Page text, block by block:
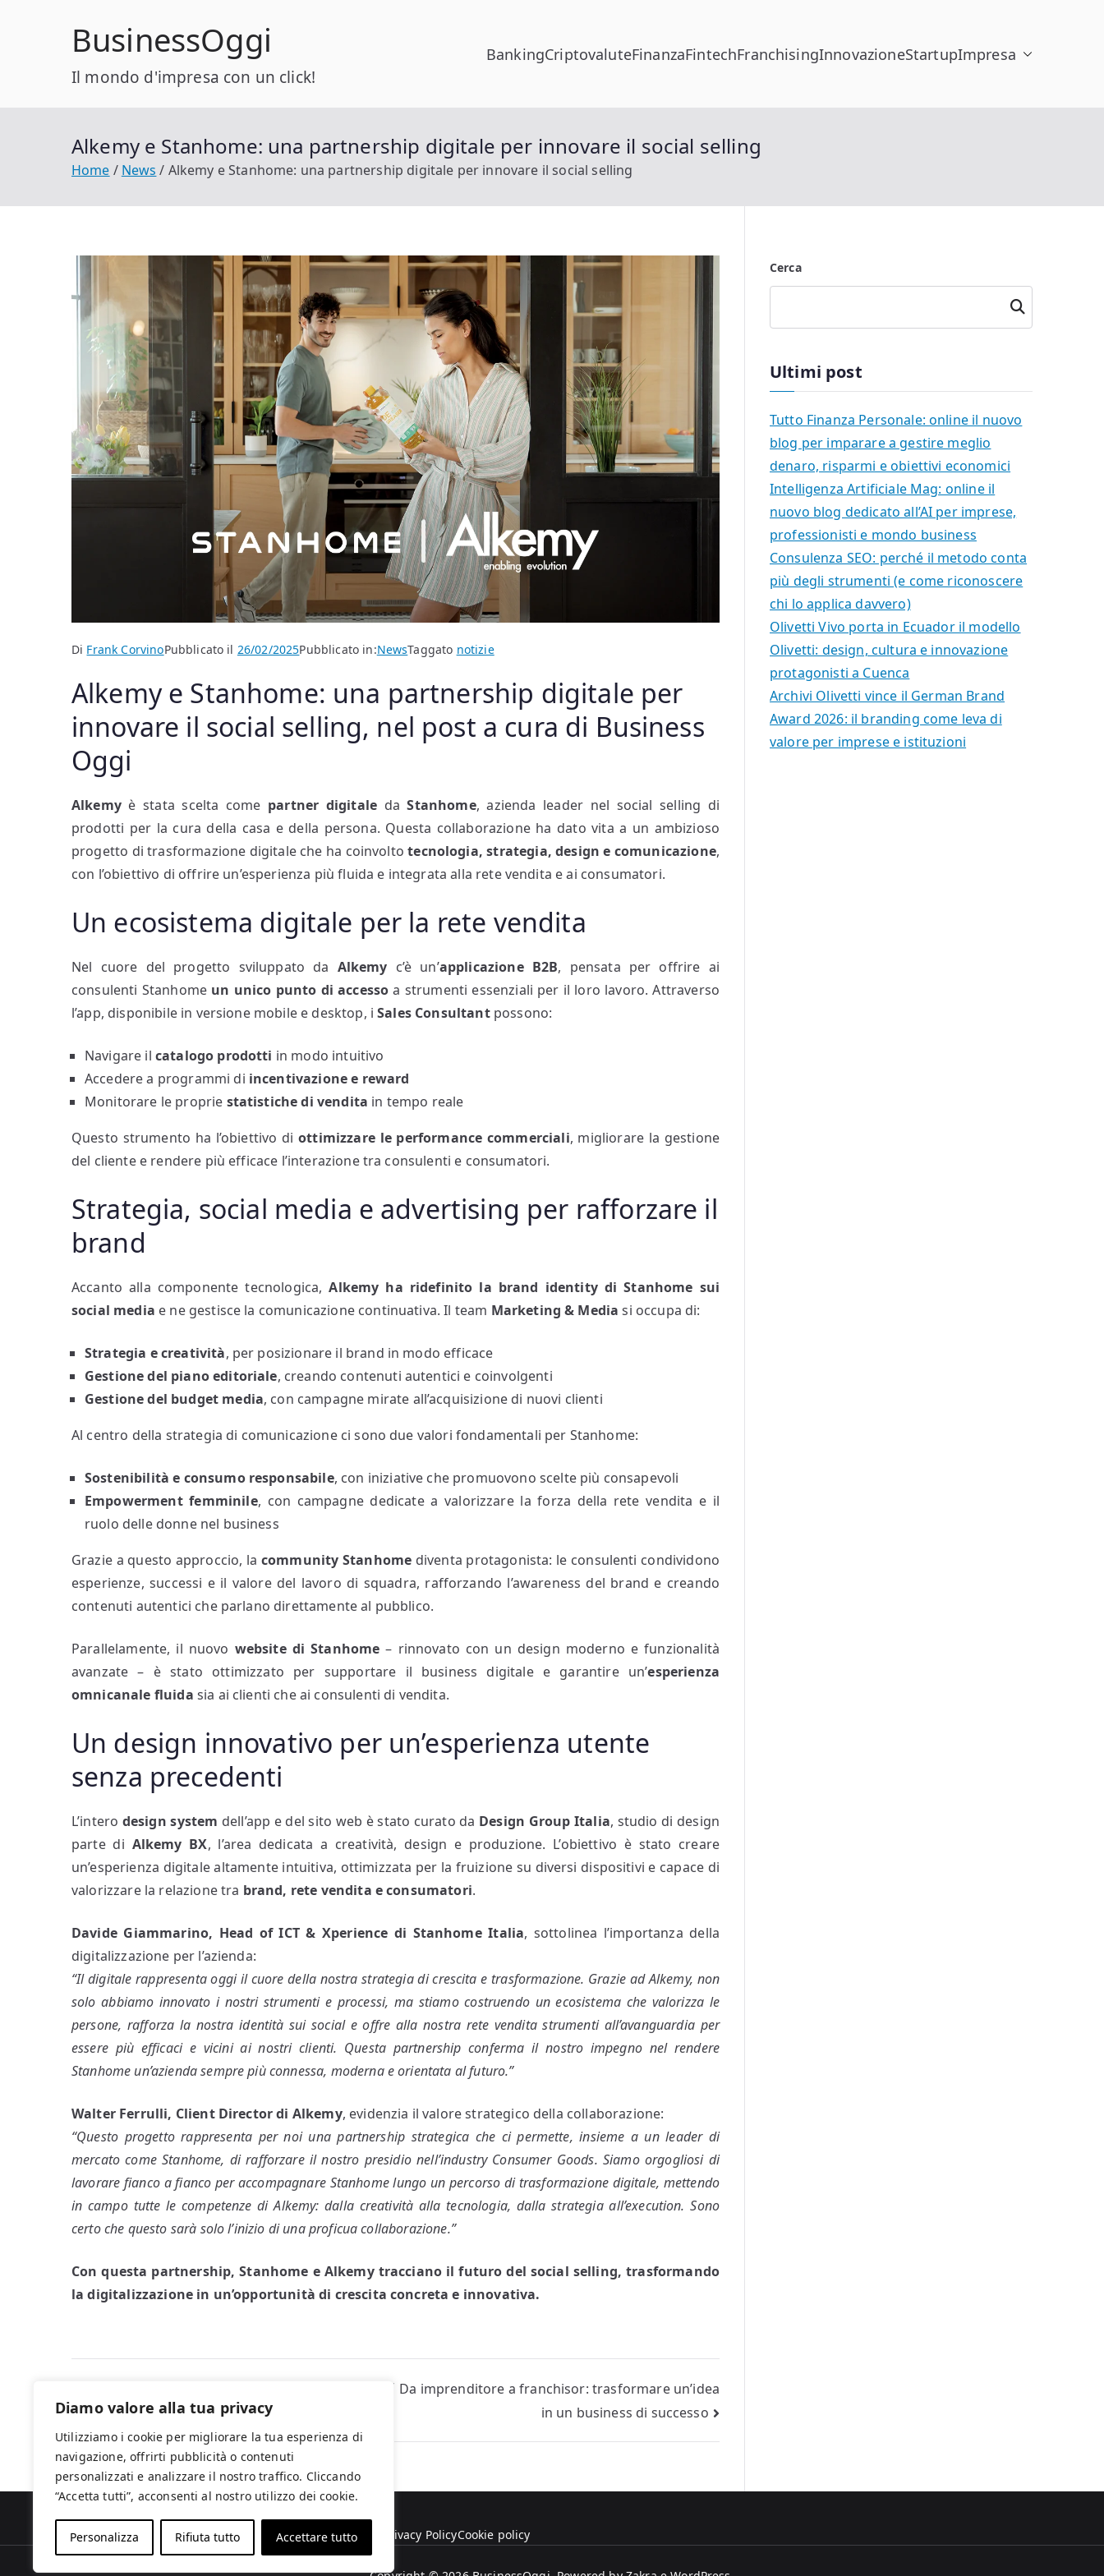
Diamo valore alla tua privacy
Utilizziamo i cookie per migliorare la tua esperienza di
navigazione, offrirti pubblicità o contenuti
personalizzati e analizzare il nostro traffico. Cliccando
“Accetta tutti”, acconsenti al nostro utilizzo dei cookie.
Personalizza Rifiuta tutto Accettare tutto
BusinessOggi
Il mondo d'impresa con un click!
BankingCriptovaluteFinanzaFintechFranchisingInnovazioneStartupImpresa
Alkemy e Stanhome: una partnership digitale per innovare il social selling
Home News Alkemy e Stanhome: una partnership digitale per innovare il social selling
Di Frank CorvinoPubblicato il 26/02/2025Pubblicato in:NewsTaggato notizie
Alkemy e Stanhome: una partnership digitale per
innovare il social selling, nel post a cura di Business
Oggi
Alkemyè stata scelta come partner digitale daStanhome, azienda leader nel social selling di
prodotti per la cura della casa e della persona. Questa collaborazione ha dato vita a un ambizioso
progetto di trasformazione digitale che ha coinvoltotecnologia, strategia, design e comunicazione,
con l’obiettivo di offrire un’esperienza più fluida e integrata alla rete vendita e ai consumatori.
Un ecosistema digitale per la rete vendita
Nel cuore del progetto sviluppato da Alkemy c’è un’applicazione B2B, pensata per offrire ai
consulenti Stanhome un unico punto di accesso a strumenti essenziali per il loro lavoro. Attraverso
l’app, disponibile in versione mobile e desktop, iSales Consultantpossono:
Navigare il catalogo prodotti in modo intuitivo
Accedere a programmi di incentivazione e reward
Monitorare le proprie statistiche di vendita in tempo reale
Questo strumento ha l’obiettivo diottimizzare le performance commerciali, migliorare la gestione
del cliente e rendere più efficace l’interazione tra consulenti e consumatori.
Strategia, social media e advertising per rafforzare il
brand
Accanto alla componente tecnologica,Alkemy ha ridefinito la brand identity di Stanhome sui
social media e ne gestisce la comunicazione continuativa. Il team Marketing & Media si occupa di:
Strategia e creatività, per posizionare il brand in modo efficace
Gestione del piano editoriale, creando contenuti autentici e coinvolgenti
Gestione del budget media, con campagne mirate all’acquisizione di nuovi clienti
Al centro della strategia di comunicazione ci sono due valori fondamentali per Stanhome:
Sostenibilità e consumo responsabile, con iniziative che promuovono scelte più consapevoli
Empowerment femminile, con campagne dedicate a valorizzare la forza della rete vendita e il
ruolo delle donne nel business
Grazie a questo approccio, la community Stanhome diventa protagonista: le consulenti condividono
esperienze, successi e il valore del lavoro di squadra, rafforzando l’awareness del brand e creando
contenuti autentici che parlano direttamente al pubblico.
Parallelamente, il nuovo website di Stanhome – rinnovato con un design moderno e funzionalità
avanzate – è stato ottimizzato per supportare il business digitale e garantire un’esperienza
omnicanale fluida sia ai clienti che ai consulenti di vendita.
Un design innovativo per un’esperienza utente
senza precedenti
L’intero design system dell’app e del sito web è stato curato da Design Group Italia, studio di design
parte di Alkemy BX, l’area dedicata a creatività, design e produzione. L’obiettivo è stato creare
un’esperienza digitale altamente intuitiva, ottimizzata per la fruizione su diversi dispositivi e capace di
valorizzare la relazione tra brand, rete vendita e consumatori.
Davide Giammarino, Head of ICT & Xperience di Stanhome Italia, sottolinea l’importanza della
digitalizzazione per l’azienda:
“Il digitale rappresenta oggi il cuore della nostra strategia di crescita e trasformazione. Grazie ad Alkemy, non
solo abbiamo innovato i nostri strumenti e processi, ma stiamo costruendo un ecosistema che valorizza le
persone, rafforza la nostra identità sui social e offre alla nostra rete vendita strumenti all’avanguardia per
essere più efficaci e vicini ai nostri clienti. Questa partnership conferma il nostro impegno nel rendere
Stanhome un’azienda sempre più connessa, moderna e orientata al futuro.”
Walter Ferrulli, Client Director di Alkemy, evidenzia il valore strategico della collaborazione:
“Questo progetto rappresenta per noi una partnership strategica che ci permette, insieme a un leader di
mercato come Stanhome, di rafforzare il nostro presidio nell’industry Consumer Goods. Siamo orgogliosi di
lavorare fianco a fianco per accompagnare Stanhome lungo un percorso di trasformazione digitale, mettendo
in campo tutte le competenze di Alkemy: dalla creatività alla tecnologia, dalla strategia all’execution. Sono
certo che questo sarà solo l’inizio di una proficua collaborazione.”
Con questa partnership, Stanhome e Alkemy tracciano il futuro del social selling, trasformando
la digitalizzazione in un’opportunità di crescita concreta e innovativa.
articoli
Franchising in Italia: opportunità, trend e strategi
e per il 2025
Da imprenditore a franchisor: trasformare un’idea
in un business di successo
Cerca
Cerca
Ultimi post
Tutto Finanza Personale: online il nuovo
blog per imparare a gestire meglio
denaro, risparmi e obiettivi economici
Intelligenza Artificiale Mag: online il
nuovo blog dedicato all’AI per imprese,
professionisti e mondo business
Consulenza SEO: perché il metodo conta
più degli strumenti (e come riconoscere
chi lo applica davvero)
Olivetti Vivo porta in Ecuador il modello
Olivetti: design, cultura e innovazione
protagonisti a Cuenca
Archivi Olivetti vince il German Brand
Award 2026: il branding come leva di
valore per imprese e istituzioni
Chi siamo Privacy PolicyCookie policy